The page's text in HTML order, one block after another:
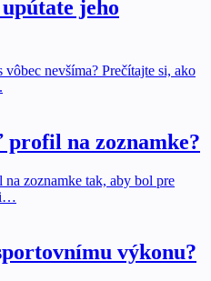
jeho
nevšíma? Prečítajte si, ako
na zoznamke?
zoznamke tak, aby bol pre
výkonu?